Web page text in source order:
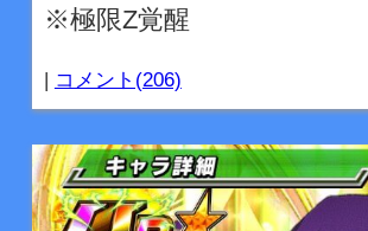
※極限Z覚醒
| コメント(206)